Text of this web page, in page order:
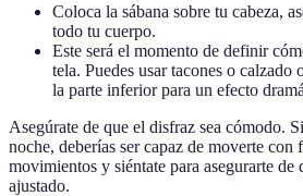
Coloca la sábana sobre tu cabeza,
todo tu cuerpo.
Este será el momento de definir
tela. Puedes usar tacones o calzado
la parte inferior para un efecto
Asegúrate de que el disfraz sea cómodo.
noche, deberías ser capaz de moverte
movimientos y siéntate para asegurarte de
ajustado.